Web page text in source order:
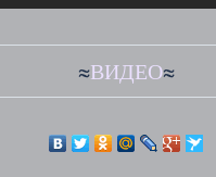
≈ВИДЕО≈